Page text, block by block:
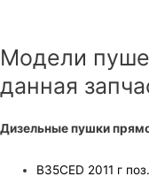
Модели
данная
Дизельные пушки
B35CED 2011 г